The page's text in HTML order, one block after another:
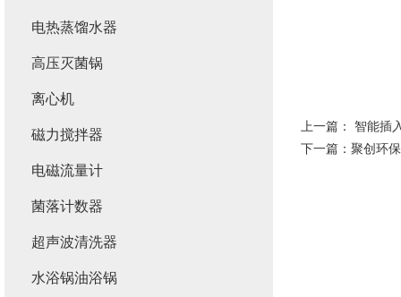
上一篇： 智能插
下一篇： 聚创环
电热蒸馏水器
高压灭菌锅
离心机
磁力搅拌器
电磁流量计
菌落计数器
超声波清洗器
水浴锅油浴锅